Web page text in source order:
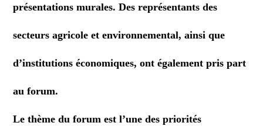
présentations murales. Des représentants des
secteurs agricole et environnemental, ainsi que
d’institutions économiques, ont également pris part
au forum.
Le thème du forum est l’une des priorités